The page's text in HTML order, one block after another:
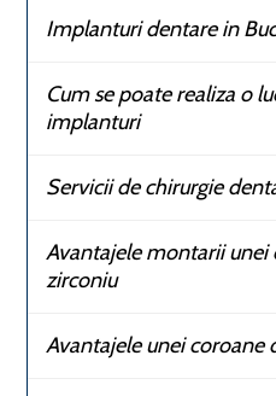
Implanturi dentare in
Cum se poate realiza o
implanturi
Servicii de chirurgie
Avantajele montarii
zirconiu
Avantajele unei coroane